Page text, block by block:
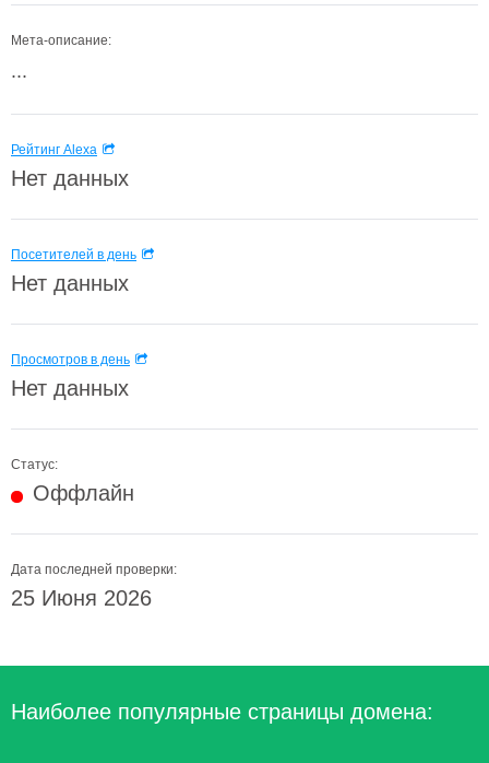
Мета-описание:
...
Рейтинг Alexa
Нет данных
Посетителей в день
Нет данных
Просмотров в день
Нет данных
Статус:
Оффлайн
Дата последней проверки:
25 Июня 2026
Наиболее популярные страницы домена: